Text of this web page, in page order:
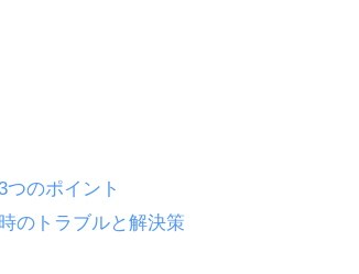
つのポイント
のトラブルと解決策